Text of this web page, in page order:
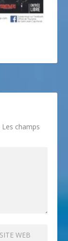
Les champs